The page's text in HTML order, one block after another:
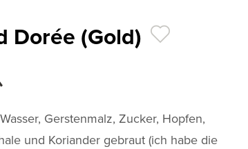
Dorée (Gold)
Gerstenmalz, Zucker, Hopfen,
und Koriander gebraut (ich habe die